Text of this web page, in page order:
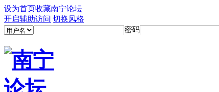
设为首页收藏南宁论坛
开启辅助访问 切换风格
密码